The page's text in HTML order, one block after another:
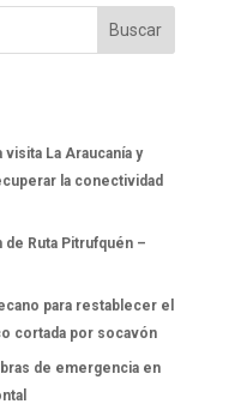
Buscar
La Araucanía y
la conectividad
Ruta Pitrufquén –
para restablecer el
cortada por socavón
de emergencia en